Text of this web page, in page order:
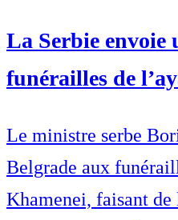
La Serbie envoie
funérailles de
Le ministre serbe
Belgrade aux
Khamenei, faisant de